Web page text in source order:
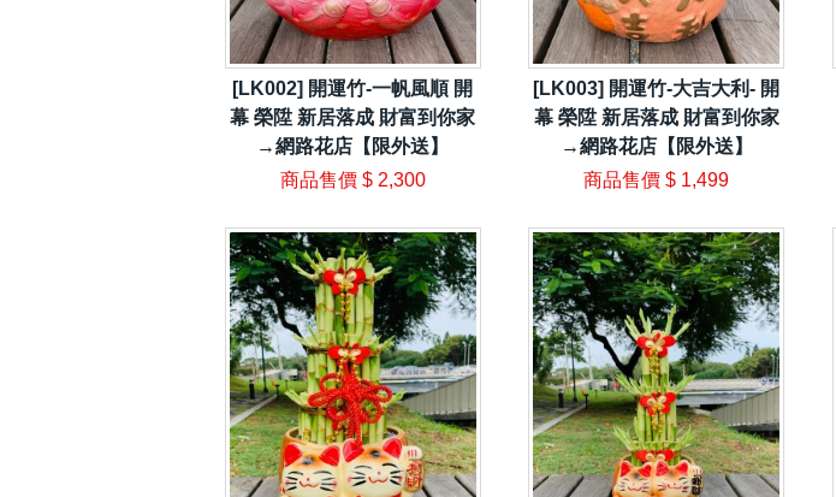
[LK002] 開運竹-一帆風順 開
幕 榮陞 新居落成 財富到你家
→網路花店【限外送】
商品售價 $ 2,300
[LK003] 開運竹-大吉大利- 開
幕 榮陞 新居落成 財富到你家
→網路花店【限外送】
商品售價 $ 1,499